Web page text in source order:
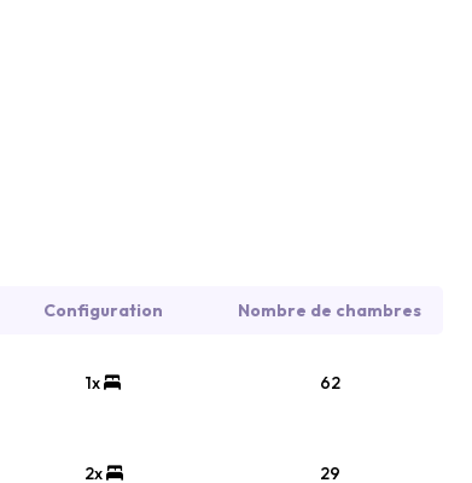
Configuration Nombre de chambres
1x 62
2x 29